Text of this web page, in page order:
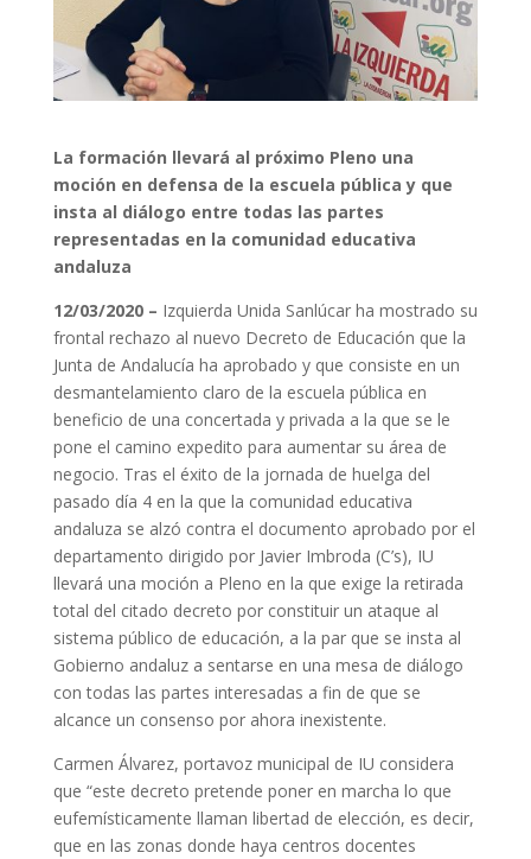
La formación llevará al próximo Pleno una
moción en defensa de la escuela pública y que
insta al diálogo entre todas las partes
representadas en la comunidad educativa
andaluza
12/03/2020 – Izquierda Unida Sanlúcar ha mostrado su
frontal rechazo al nuevo Decreto de Educación que la
Junta de Andalucía ha aprobado y que consiste en un
desmantelamiento claro de la escuela pública en
beneficio de una concertada y privada a la que se le
pone el camino expedito para aumentar su área de
negocio. Tras el éxito de la jornada de huelga del
pasado día 4 en la que la comunidad educativa
andaluza se alzó contra el documento aprobado por el
departamento dirigido por Javier Imbroda (C’s), IU
llevará una moción a Pleno en la que exige la retirada
total del citado decreto por constituir un ataque al
sistema público de educación, a la par que se insta al
Gobierno andaluz a sentarse en una mesa de diálogo
con todas las partes interesadas a fin de que se
alcance un consenso por ahora inexistente.
Carmen Álvarez, portavoz municipal de IU considera
que “este decreto pretende poner en marcha lo que
eufemísticamente llaman libertad de elección, es decir,
que en las zonas donde haya centros docentes